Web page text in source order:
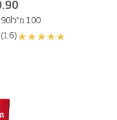
100 מ"ל |
★
★
★
★
★
(16)